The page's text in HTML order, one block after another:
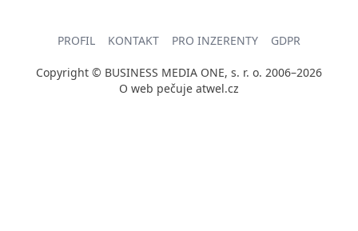
PROFIL KONTAKT PRO INZERENTY GDPR
Copyright © BUSINESS MEDIA ONE, s. r. o. 2006–2026